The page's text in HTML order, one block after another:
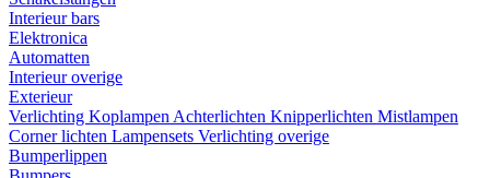
Interieur bars
Elektronica
Automatten
Interieur overige
Exterieur
Verlichting Koplampen Achterlichten Knipperlichten Mistlampen
Corner lichten Lampensets Verlichting overige
Bumperlippen